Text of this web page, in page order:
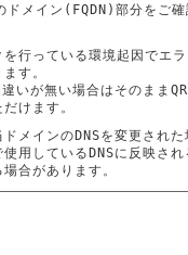
メイン(FQDN)部分をご確
を行っている環境起因でエ
す。
いが無い場合はそのまま
けます。
メインのDNSを変更された
使用しているDNSに反映さ
合があります。